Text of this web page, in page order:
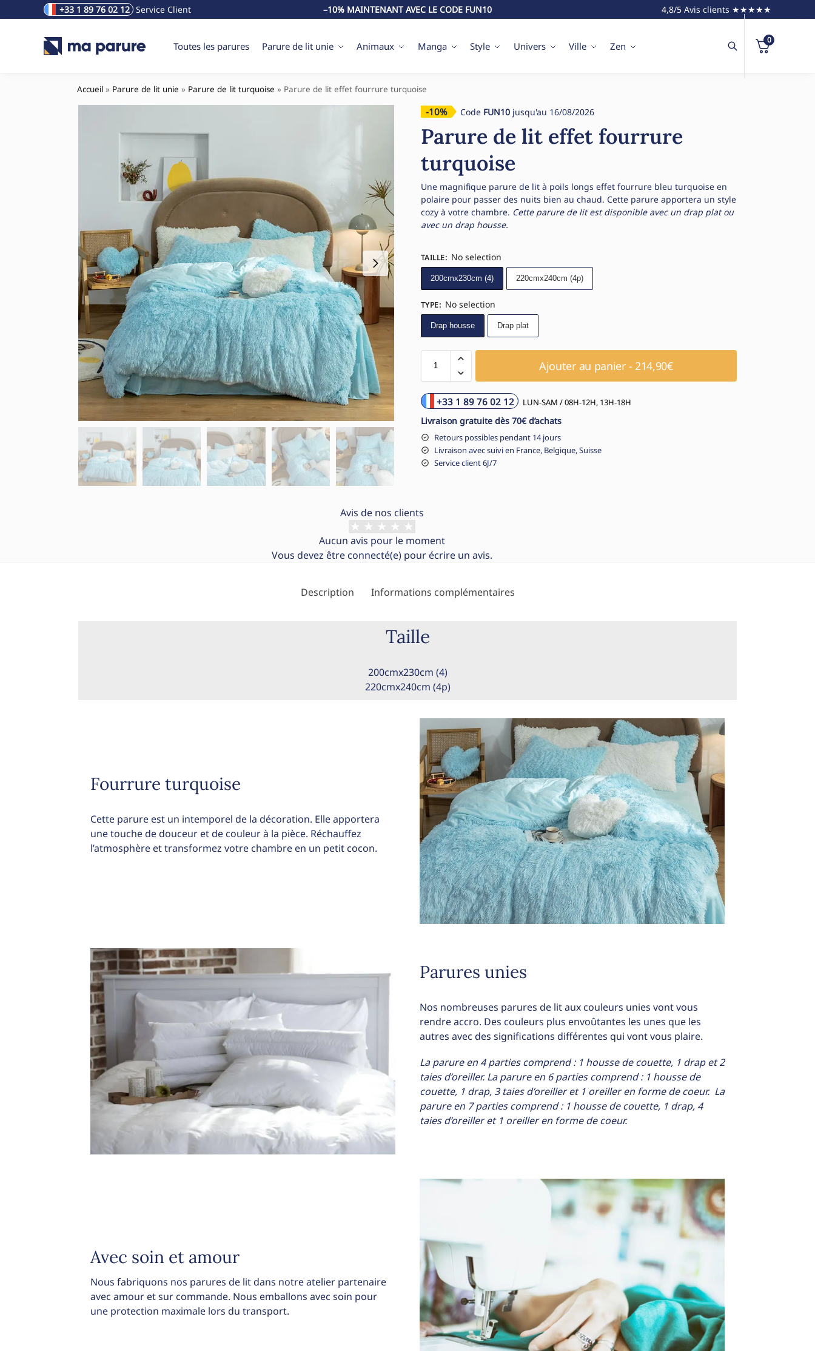
+33 1 89 76 02 12 Service Client –10% MAINTENANT AVEC LE CODE FUN10 4,8/5 Avis clients ★★★★★
Toutes les parures Parure de lit unie Animaux Manga Style Univers Ville Zen
Rechercher un produit
0
Accueil » Parure de lit unie » Parure de lit turquoise » Parure de lit effet fourrure turquoise
-10% Code FUN10jusqu'au 16/08/2026
Parure de lit effet fourrure
turquoise
Une magnifique parure de lit à poils longs effet fourrure bleu turquoise en
polaire pour passer des nuits bien au chaud. Cette parure apportera un style
cozy à votre chambre. Cette parure de lit est disponible avec un drap plat ou
avec un drap housse.
TAILLE: No selection
200cmx230cm (4) 220cmx240cm (4p)
TYPE: No selection
Drap housse Drap plat
Ajouter au panier - 214,90€
+33 1 89 76 02 12 LUN-SAM / 08H-12H, 13H-18H
Livraison gratuite dès 70€ d’achats
Retours possibles pendant 14 jours
Livraison avec suivi en France, Belgique, Suisse
Service client 6J/7
Avis de nos clients
Aucun avis pour le moment
Vous devez être connecté(e) pour écrire un avis.
Description Informations complémentaires
Taille
200cmx230cm (4)
220cmx240cm (4p)
Fourrure turquoise
Cette parure est un intemporel de la décoration. Elle apportera
une touche de douceur et de couleur à la pièce. Réchauffez
l’atmosphère et transformez votre chambre en un petit cocon.
Parures unies
Nos nombreuses parures de lit aux couleurs unies vont vous
rendre accro. Des couleurs plus envoûtantes les unes que les
autres avec des significations différentes qui vont vous plaire.
La parure en 4 parties comprend : 1 housse de couette, 1 drap et 2
taies d’oreiller. La parure en 6 parties comprend : 1 housse de
couette, 1 drap, 3 taies d’oreiller et 1 oreiller en forme de coeur. La
parure en 7 parties comprend : 1 housse de couette, 1 drap, 4
taies d’oreiller et 1 oreiller en forme de coeur.
Avec soin et amour
Nous fabriquons nos parures de lit dans notre atelier partenaire
avec amour et sur commande. Nous emballons avec soin pour
une protection maximale lors du transport.